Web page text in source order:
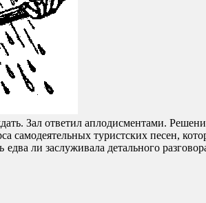
. Зал ответил аплодисментами.
самодеятельных туристских песен,
едва ли заслуживала детального